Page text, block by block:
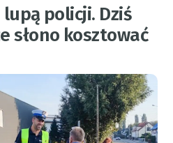
policji. Dziś
słono kosztować